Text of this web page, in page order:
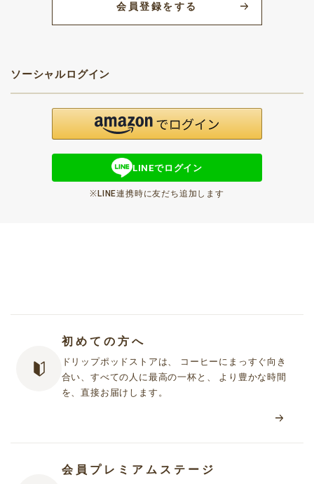
会員登録をする
ソーシャルログイン
LINEでログイン
※LINE連携時に友だち追加します
初めての方へ
ドリップポッドストアは、 コーヒーにまっすぐ向き
合い、すべての人に最高の一杯と、 より豊かな時間
を、直接お届けします。
会員プレミアムステージ